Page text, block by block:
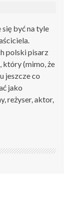
być na tyle
polski pisarz
który (mimo, że
jeszcze co
jako
reżyser, aktor,